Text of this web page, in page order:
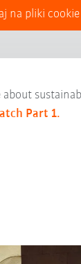
na pliki cookie
Part 1.